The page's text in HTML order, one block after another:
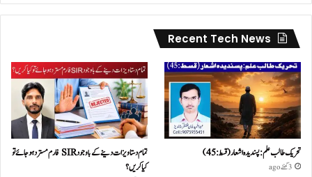
Recent Tech News
تحریک طالب علم: پسندیدہ اشعار (قسط:45)
3 گھنٹے ago
تمام دستاویزات دینے کے باوجود SIR فارم مسترد ہو جائے تو
کیا کریں؟